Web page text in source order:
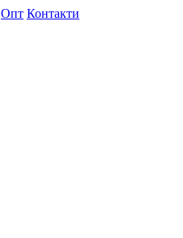
Опт Контакти